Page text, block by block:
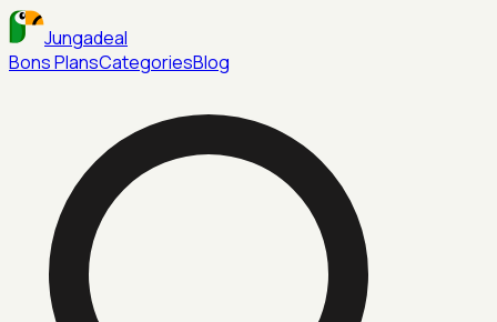
Jungadeal
Bons PlansCategoriesBlog